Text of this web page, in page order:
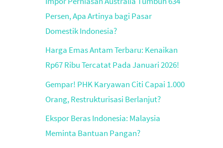
Persen, Apa Artinya bagi Pasar
Domestik Indonesia?
Harga Emas Antam Terbaru: Kenaikan
Rp67 Ribu Tercatat Pada Januari 2026!
Gempar! PHK Karyawan Citi Capai 1.000
Orang, Restrukturisasi Berlanjut?
Ekspor Beras Indonesia: Malaysia
Meminta Bantuan Pangan?